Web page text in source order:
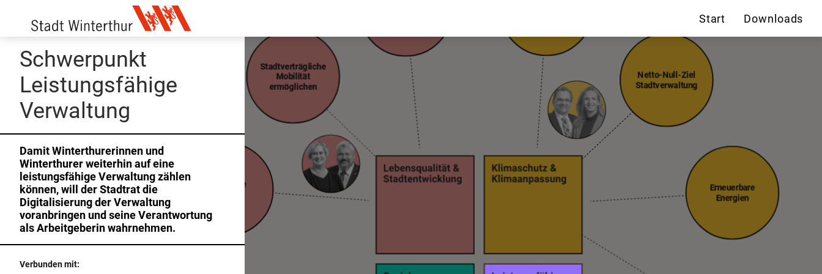
Start Downloads
Netto-Null-Ziel
Stadtverwaltung
Erneuerbare
Energien
Freiräume
Stadtverträgliche
Mobilität
ermöglichen
Inhaltsverzeichnis
Behindertengleichstellung
Digitale Verwaltung
Digitalisierung vorantreiben sowie Cybersecurity intensivieren
Downloads
Erneuerbare Energien
Erweiterungsneubau Adlergarten
Familien stärken
Agglomerationsprogramm AP2
Analysebericht zur Verkehrsmanagement-Infrastruktur
Angebots- und Immobilienstrategie Alter und Pflege
Angebotsstrategie Alter und Pflege
Antrag und Ergänzungsbericht zum Postulat betreffend kostendeckende
Solarstromproduktion auf städtischen Liegenschaften
Ausschreibungen ECM
Schwerpunkt
Leistungsfähige
Verwaltung
Damit Winterthurerinnen und
Winterthurer weiterhin auf eine
leistungsfähige Verwaltung zählen
können, will der Stadtrat die
Digitalisierung der Verwaltung
voranbringen und seine Verantwortung
als Arbeitgeberin wahrnehmen.
Verbunden mit: